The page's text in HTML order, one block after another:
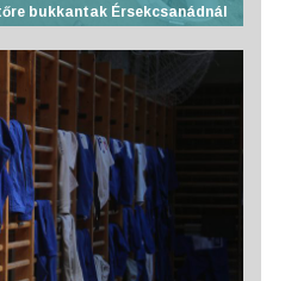
bukkantak Érsekcsanádnál